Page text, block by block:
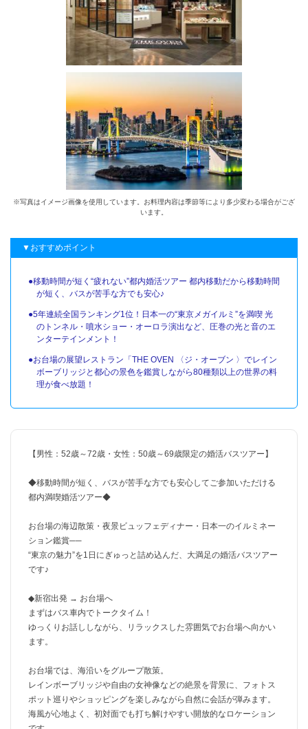
※写真はイメージ画像を使用しています。お料理内容は季節等により多少変わる場合がござ
います。
▼おすすめポイント
●移動時間が短く“疲れない”都内婚活ツアー 都内移動だから移動時間
が短く、バスが苦手な方でも安心♪
●5年連続全国ランキング1位！日本一の“東京メガイルミ”を満喫 光
のトンネル・噴水ショー・オーロラ演出など、圧巻の光と音のエ
ンターテインメント！
●お台場の展望レストラン「THE OVEN 〈ジ・オーブン 〉でレイン
ボーブリッジと都心の景色を鑑賞しながら80種類以上の世界の料
理が食べ放題！
【男性：52歳～72歳・女性：50歳～69歳限定の婚活バスツアー】
◆移動時間が短く、バスが苦手な方でも安心してご参加いただける
都内満喫婚活ツアー◆
お台場の海辺散策・夜景ビュッフェディナー・日本一のイルミネー
ション鑑賞──
“東京の魅力”を1日にぎゅっと詰め込んだ、大満足の婚活バスツアー
です♪
◆新宿出発 → お台場へ
まずはバス車内でトークタイム！
ゆっくりお話ししながら、リラックスした雰囲気でお台場へ向かい
ます。
お台場では、海沿いをグループ散策。
レインボーブリッジや自由の女神像などの絶景を背景に、フォトス
ポット巡りやショッピングを楽しみながら自然に会話が弾みます。
海風が心地よく、初対面でも打ち解けやすい開放的なロケーション